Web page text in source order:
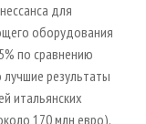
для
оборудования
по сравнению
лучшие результаты
итальянских
170 млн евро),